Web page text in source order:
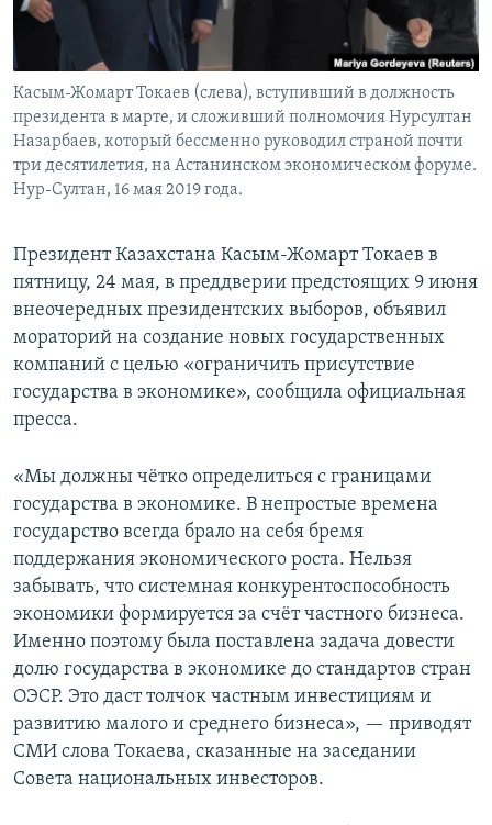
Касым-Жомарт Токаев (слева), вступивший в должность
президента в марте, и сложивший полномочия Нурсултан
Назарбаев, который бессменно руководил страной почти
три десятилетия, на Астанинском экономическом форуме.
Нур-Султан, 16 мая 2019 года.
Президент Казахстана Касым-Жомарт Токаев в
пятницу, 24 мая, в преддверии предстоящих 9 июня
внеочередных президентских выборов, объявил
мораторий на создание новых государственных
компаний с целью «ограничить присутствие
государства в экономике», сообщила официальная
пресса.
«Мы должны чётко определиться с границами
государства в экономике. В непростые времена
государство всегда брало на себя бремя
поддержания экономического роста. Нельзя
забывать, что системная конкурентоспособность
экономики формируется за счёт частного бизнеса.
Именно поэтому была поставлена задача довести
долю государства в экономике до стандартов стран
ОЭСР. Это даст толчок частным инвестициям и
развитию малого и среднего бизнеса», — приводят
СМИ слова Токаева, сказанные на заседании
Совета национальных инвесторов.